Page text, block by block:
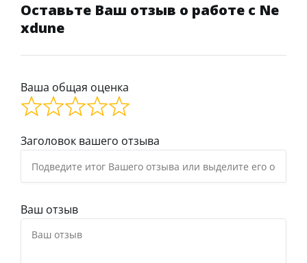
Оставьте Ваш отзыв о работе с Ne
xdune
Ваша общая оценка
Заголовок вашего отзыва
Ваш отзыв